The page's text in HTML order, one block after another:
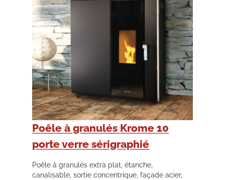
Poêle à granulés Krome 10
porte verre sérigraphié
Poêle à granulés extra plat, étanche,
canalisable, sortie concentrique, façade acier,